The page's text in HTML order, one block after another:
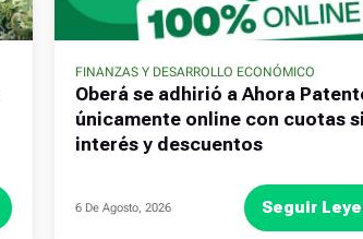
FINANZAS Y DESARROLLO ECONÓMICO
Oberá se adhirió a Ahora
únicamente online con cuotas
interés y descuentos
6 De Agosto, 2026 Seguir